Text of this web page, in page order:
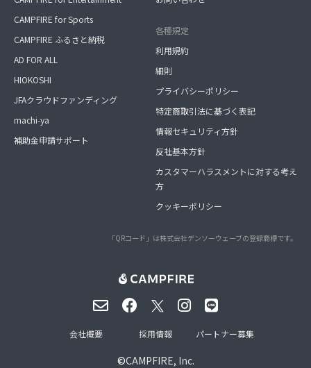
CAMPFIRE for Sports
CAMPFIRE ふるさと納税
AD FOR ALL
HIOKOSHI
JFAクラウドファンディング
machi-ya
補助金申請サポート
各種規定
利用規約
細則
プライバシーポリシー
特定商取引法に基づく表記
情報セキュリティ方針
反社基本方針
カスタマーハラスメントに対する考え
方
クッキーポリシー
「QRコード」は株式会社デンソーウェーブの登録商標です。
©CAMPFIRE, Inc.
会社概要 採用情報 パートナー募集